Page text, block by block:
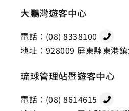
大鵬灣遊客中心
電話： (08) 8338100
地址： 928009 屏東縣東港
琉球管理站暨遊客中心
電話： (08) 8614615